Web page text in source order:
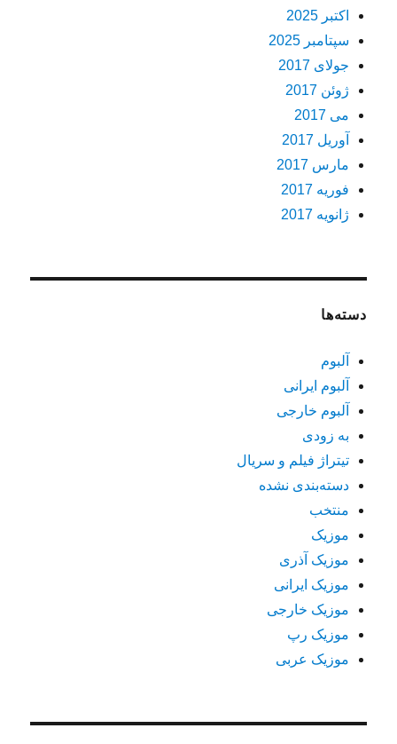
اکتبر 2025
سپتامبر 2025
جولای 2017
ژوئن 2017
می 2017
آوریل 2017
مارس 2017
فوریه 2017
ژانویه 2017
دسته‌ها
آلبوم
آلبوم ایرانی
آلبوم خارجی
به زودی
تیتراژ فیلم و سریال
دسته‌بندی نشده
منتخب
موزیک
موزیک آذری
موزیک ایرانی
موزیک خارجی
موزیک رپ
موزیک عربی